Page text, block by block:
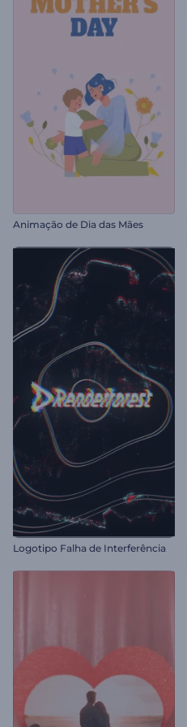
Animação de Dia das Mães
Logotipo Falha de Interferência